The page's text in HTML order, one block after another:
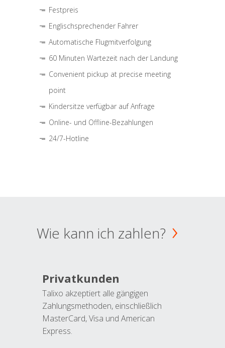
Festpreis
Englischsprechender Fahrer
Automatische Flugmitverfolgung
60 Minuten Wartezeit nach der Landung
Convenient pickup at precise meeting
point
Kindersitze verfügbar auf Anfrage
Online- und Offline-Bezahlungen
24/7-Hotline
Wie kann ich zahlen?
Privatkunden
Talixo akzeptiert alle gängigen
Zahlungsmethoden, einschließlich
MasterCard, Visa und American
Express.